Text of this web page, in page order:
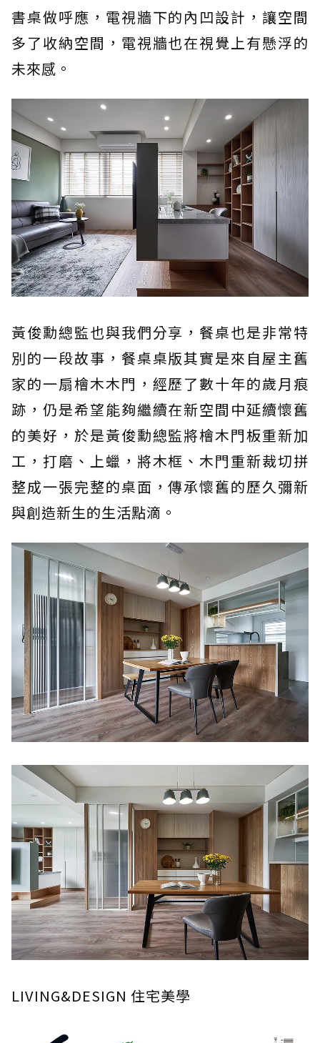
書桌做呼應，電視牆下的內凹設計，讓空間
多了收納空間，電視牆也在視覺上有懸浮的
未來感。
黃俊勳總監也與我們分享，餐桌也是非常特
別的一段故事，餐桌桌版其實是來自屋主舊
家的一扇檜木木門，經歷了數十年的歲月痕
跡，仍是希望能夠繼續在新空間中延續懷舊
的美好，於是黃俊勳總監將檜木門板重新加
工，打磨、上蠟，將木框、木門重新裁切拼
整成一張完整的桌面，傳承懷舊的歷久彌新
與創造新生的生活點滴。
LIVING&DESIGN 住宅美學